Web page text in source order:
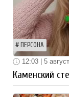
ПЕРСОНА
12:03 | 5
Каменский